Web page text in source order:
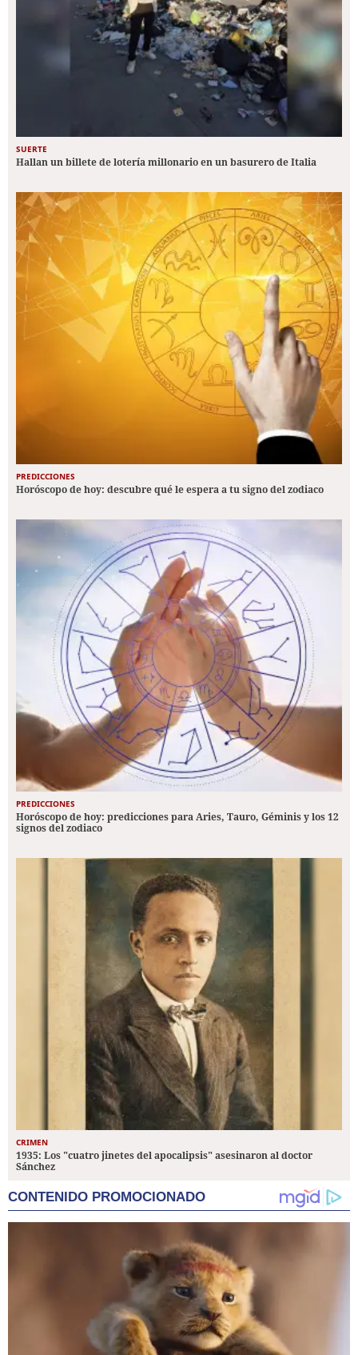
SUERTE
Hallan un billete de lotería millonario en un basurero de Italia
PREDICCIONES
Horóscopo de hoy: descubre qué le espera a tu signo del zodiaco
PREDICCIONES
Horóscopo de hoy: predicciones para Aries, Tauro, Géminis y los 12
signos del zodiaco
CRIMEN
1935: Los "cuatro jinetes del apocalipsis" asesinaron al doctor
Sánchez
CONTENIDO PROMOCIONADO